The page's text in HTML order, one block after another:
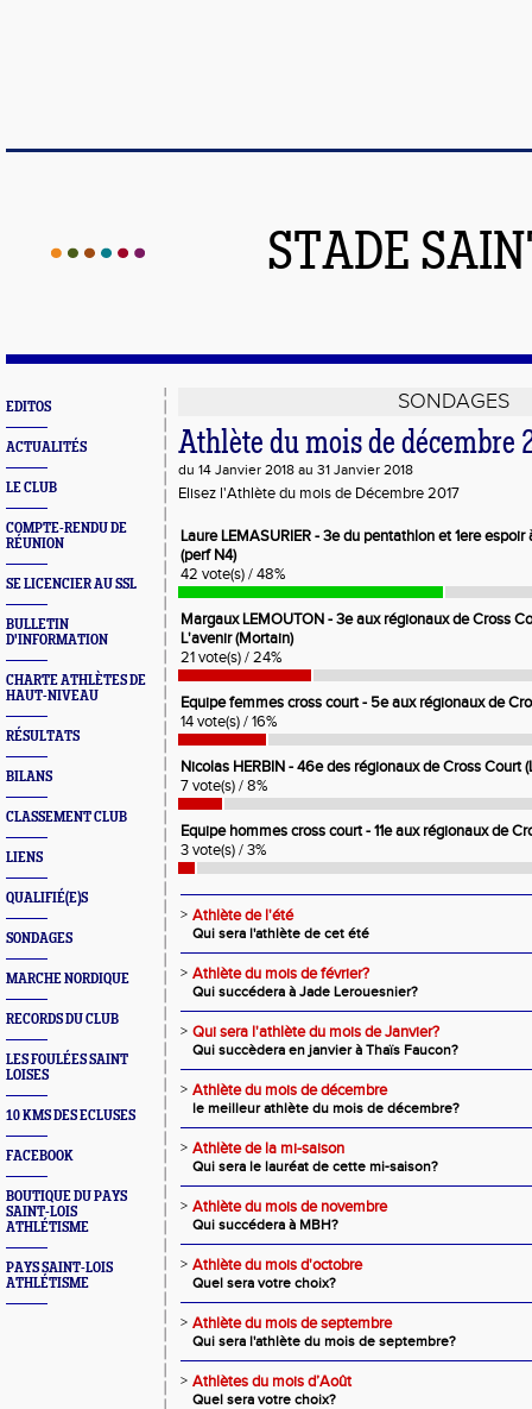
STADE
EDITOS
ACTUALITÉS
LE CLUB
COMPTE-RENDU DE
RÉUNION
SE LICENCIER AU SSL
BULLETIN
D'INFORMATION
CHARTE ATHLÈTES DE
HAUT-NIVEAU
RÉSULTATS
BILANS
CLASSEMENT CLUB
LIENS
QUALIFIÉ(E)S
SONDAGES
MARCHE NORDIQUE
RECORDS DU CLUB
LES FOULÉES SAINT
LOISES
10 KMS DES ECLUSES
FACEBOOK
BOUTIQUE DU PAYS
SAINT-LOIS
ATHLÉTISME
PAYS SAINT-LOIS
ATHLÉTISME
SONDAGES
Athlète du mois de décembre
du 14 Janvier 2018 au 31 Janvier 2018
Elisez l'Athlète du mois de Décembre 2017
Laure LEMASURIER - 3e du pentathlon et 1ere
(perf N4)
42 vote(s) / 48%
Margaux LEMOUTON - 3e aux régionaux de Cross
L'avenir (Mortain)
21 vote(s) / 24%
Equipe femmes cross court - 5e aux régionaux de
14 vote(s) / 16%
Nicolas HERBIN - 46e des régionaux de Cross Court
7 vote(s) / 8%
Equipe hommes cross court - 11e aux régionaux de
3 vote(s) / 3%
> Athlète de l'été
Qui sera l'athlète de cet été
> Athlète du mois de février?
Qui succédera à Jade Lerouesnier?
> Qui sera l'athlète du mois de Janvier?
Qui succèdera en janvier à Thaïs Faucon?
> Athlète du mois de décembre
le meilleur athlète du mois de décembre?
> Athlète de la mi-saison
Qui sera le lauréat de cette mi-saison?
> Athlète du mois de novembre
Qui succédera à MBH?
> Athlète du mois d'octobre
Quel sera votre choix?
> Athlète du mois de septembre
Qui sera l'athlète du mois de septembre?
> Athlètes du mois d’Août
Quel sera votre choix?